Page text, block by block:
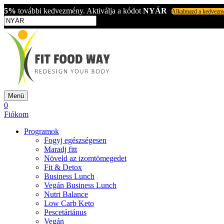
5% további kedvezmény. Aktiválja a kódot NYÁR Alkalmazd a
Menü
0
Fiókom
Programok
Fogyj egészségesen
Maradj fitt
Növeld az izomtömegedet
Fit & Detox
Business Lunch
Vegán Business Lunch
Nutri Balance
Low Carb Keto
Pescetáriánus
Vegán